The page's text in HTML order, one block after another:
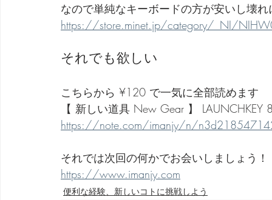
なので単純なキーボードの方が安いし壊
https://store.minet.jp/category/_NI/
それでも欲しい
こちらから ¥120 で一気に全部読めます
【 新しい道具 New Gear 】
https://note.com/imanjy/n/
それでは次回の何かでお会いしましょう！
https://www.imanjy.com
便利な経験、新しいコトに挑戦しよう